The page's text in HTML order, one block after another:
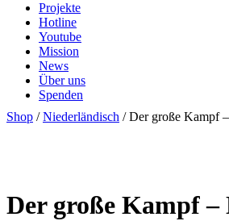
Projekte
Hotline
Youtube
Mission
News
Über uns
Spenden
Shop
Shop /Niederländisch / Der große Kampf
Der große Kampf –